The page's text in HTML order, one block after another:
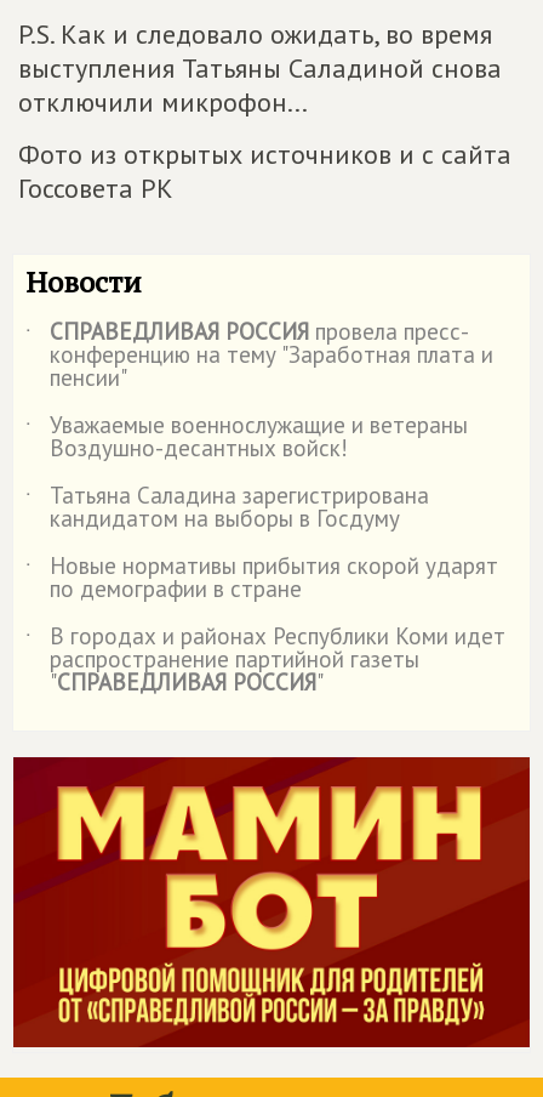
P.S. Как и следовало ожидать, во время
выступления Татьяны Саладиной снова
отключили микрофон...
Фото из открытых источников и с сайта
Госсовета РК
Новости
˙ СПРАВЕДЛИВАЯ РОССИЯ провела пресс-
конференцию на тему "Заработная плата и
пенсии"
˙
Уважаемые военнослужащие и ветераны
Воздушно-десантных войск!
˙
Татьяна Саладина зарегистрирована
кандидатом на выборы в Госдуму
˙
Новые нормативы прибытия скорой ударят
по демографии в стране
˙
В городах и районах Республики Коми идет
распространение партийной газеты
"СПРАВЕДЛИВАЯ РОССИЯ"